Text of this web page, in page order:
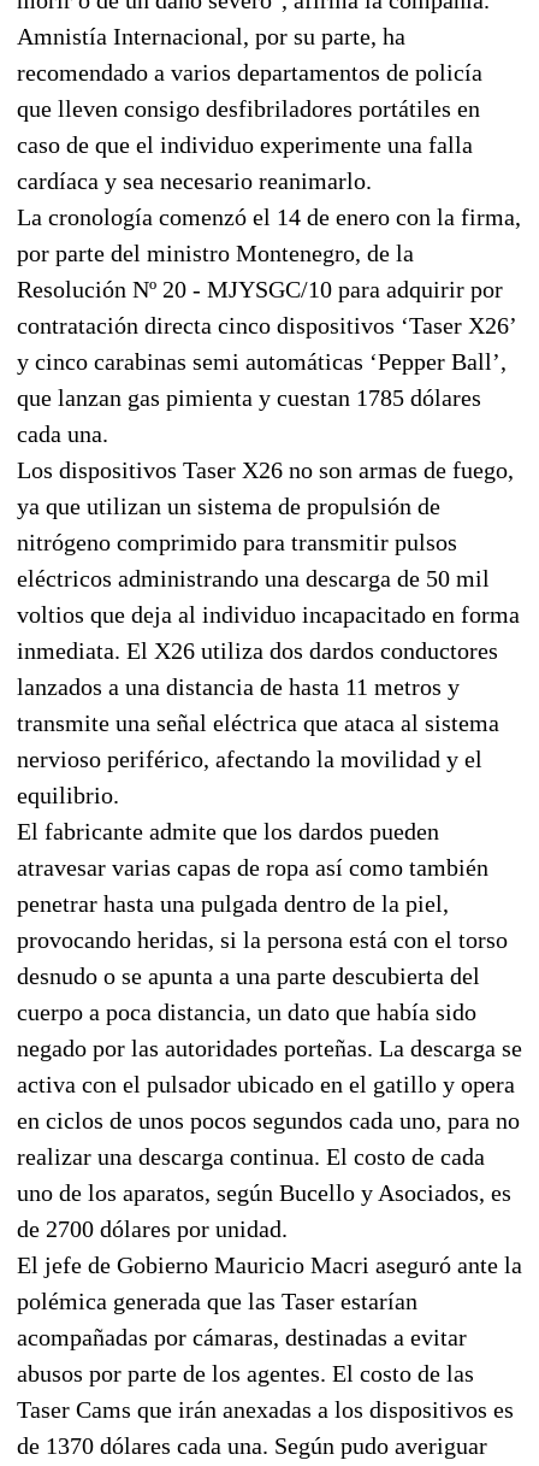
Amnistía Internacional, por su parte, ha
recomendado a varios departamentos de policía
que lleven consigo desfibriladores portátiles en
caso de que el individuo experimente una falla
cardíaca y sea necesario reanimarlo.
La cronología comenzó el 14 de enero con la firma,
por parte del ministro Montenegro, de la
Resolución Nº 20 - MJYSGC/10 para adquirir por
contratación directa cinco dispositivos ‘Taser X26’
y cinco carabinas semi automáticas ‘Pepper Ball’,
que lanzan gas pimienta y cuestan 1785 dólares
cada una.
Los dispositivos Taser X26 no son armas de fuego,
ya que utilizan un sistema de propulsión de
nitrógeno comprimido para transmitir pulsos
eléctricos administrando una descarga de 50 mil
voltios que deja al individuo incapacitado en forma
inmediata. El X26 utiliza dos dardos conductores
lanzados a una distancia de hasta 11 metros y
transmite una señal eléctrica que ataca al sistema
nervioso periférico, afectando la movilidad y el
equilibrio.
El fabricante admite que los dardos pueden
atravesar varias capas de ropa así como también
penetrar hasta una pulgada dentro de la piel,
provocando heridas, si la persona está con el torso
desnudo o se apunta a una parte descubierta del
cuerpo a poca distancia, un dato que había sido
negado por las autoridades porteñas. La descarga se
activa con el pulsador ubicado en el gatillo y opera
en ciclos de unos pocos segundos cada uno, para no
realizar una descarga continua. El costo de cada
uno de los aparatos, según Bucello y Asociados, es
de 2700 dólares por unidad.
El jefe de Gobierno Mauricio Macri aseguró ante la
polémica generada que las Taser estarían
acompañadas por cámaras, destinadas a evitar
abusos por parte de los agentes. El costo de las
Taser Cams que irán anexadas a los dispositivos es
de 1370 dólares cada una. Según pudo averiguar